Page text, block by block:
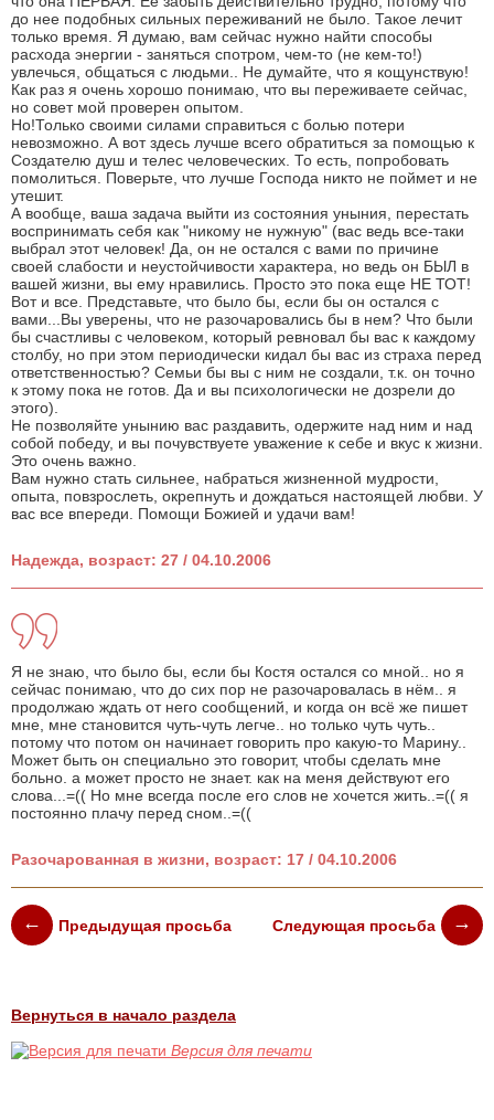
до нее подобных сильных переживаний не было. Такое лечит
только время. Я думаю, вам сейчас нужно найти способы
расхода энергии - заняться спотром, чем-то (не кем-то!)
увлечься, общаться с людьми.. Не думайте, что я кощунствую!
Как раз я очень хорошо понимаю, что вы переживаете сейчас,
но совет мой проверен опытом.
Но!Только своими силами справиться с болью потери
невозможно. А вот здесь лучше всего обратиться за помощью к
Создателю душ и телес человеческих. То есть, попробовать
помолиться. Поверьте, что лучше Господа никто не поймет и не
утешит.
А вообще, ваша задача выйти из состояния уныния, перестать
воспринимать себя как "никому не нужную" (вас ведь все-таки
выбрал этот человек! Да, он не остался с вами по причине
своей слабости и неустойчивости характера, но ведь он БЫЛ в
вашей жизни, вы ему нравились. Просто это пока еще НЕ ТОТ!
Вот и все. Представьте, что было бы, если бы он остался с
вами...Вы уверены, что не разочаровались бы в нем? Что были
бы счастливы с человеком, который ревновал бы вас к каждому
столбу, но при этом периодически кидал бы вас из страха перед
ответственностью? Семьи бы вы с ним не создали, т.к. он точно
к этому пока не готов. Да и вы психологически не дозрели до
этого).
Не позволяйте унынию вас раздавить, одержите над ним и над
собой победу, и вы почувствуете уважение к себе и вкус к жизни.
Это очень важно.
Вам нужно стать сильнее, набраться жизненной мудрости,
опыта, повзрослеть, окрепнуть и дождаться настоящей любви. У
вас все впереди. Помощи Божией и удачи вам!
Надежда, возраст: 27 / 04.10.2006
Я не знаю, что было бы, если бы Костя остался со мной.. но я
сейчас понимаю, что до сих пор не разочаровалась в нём.. я
продолжаю ждать от него сообщений, и когда он всё же пишет
мне, мне становится чуть-чуть легче.. но только чуть чуть..
потому что потом он начинает говорить про какую-то Марину..
Может быть он специально это говорит, чтобы сделать мне
больно. а может просто не знает. как на меня действуют его
слова...=(( Но мне всегда после его слов не хочется жить..=(( я
постоянно плачу перед сном..=((
Разочарованная в жизни, возраст: 17 / 04.10.2006
Предыдущая просьба Следующая просьба
Вернуться в начало раздела
Версия для печати